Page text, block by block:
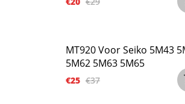
MT920 Voor Seiko 5M43
5M62 5M63 5M65
€25 €37